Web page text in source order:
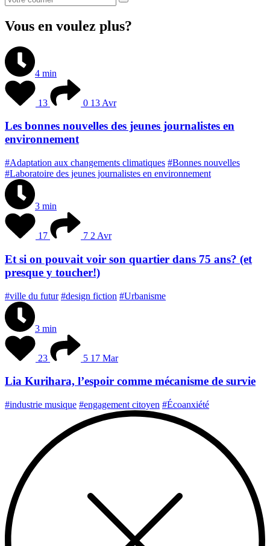
Vous en voulez plus?
4 min
13 0 13 Avr
Les bonnes nouvelles des jeunes journalistes en
environnement
#Adaptation aux changements climatiques #Bonnes nouvelles
#Laboratoire des jeunes journalistes en environnement
3 min
17 7 2 Avr
Et si on pouvait voir son quartier dans 75 ans? (et
presque y toucher!)
#ville du futur #design fiction #Urbanisme
3 min
23 5 17 Mar
Lia Kurihara, l’espoir comme mécanisme de survie
#industrie musique #engagement citoyen #Écoanxiété